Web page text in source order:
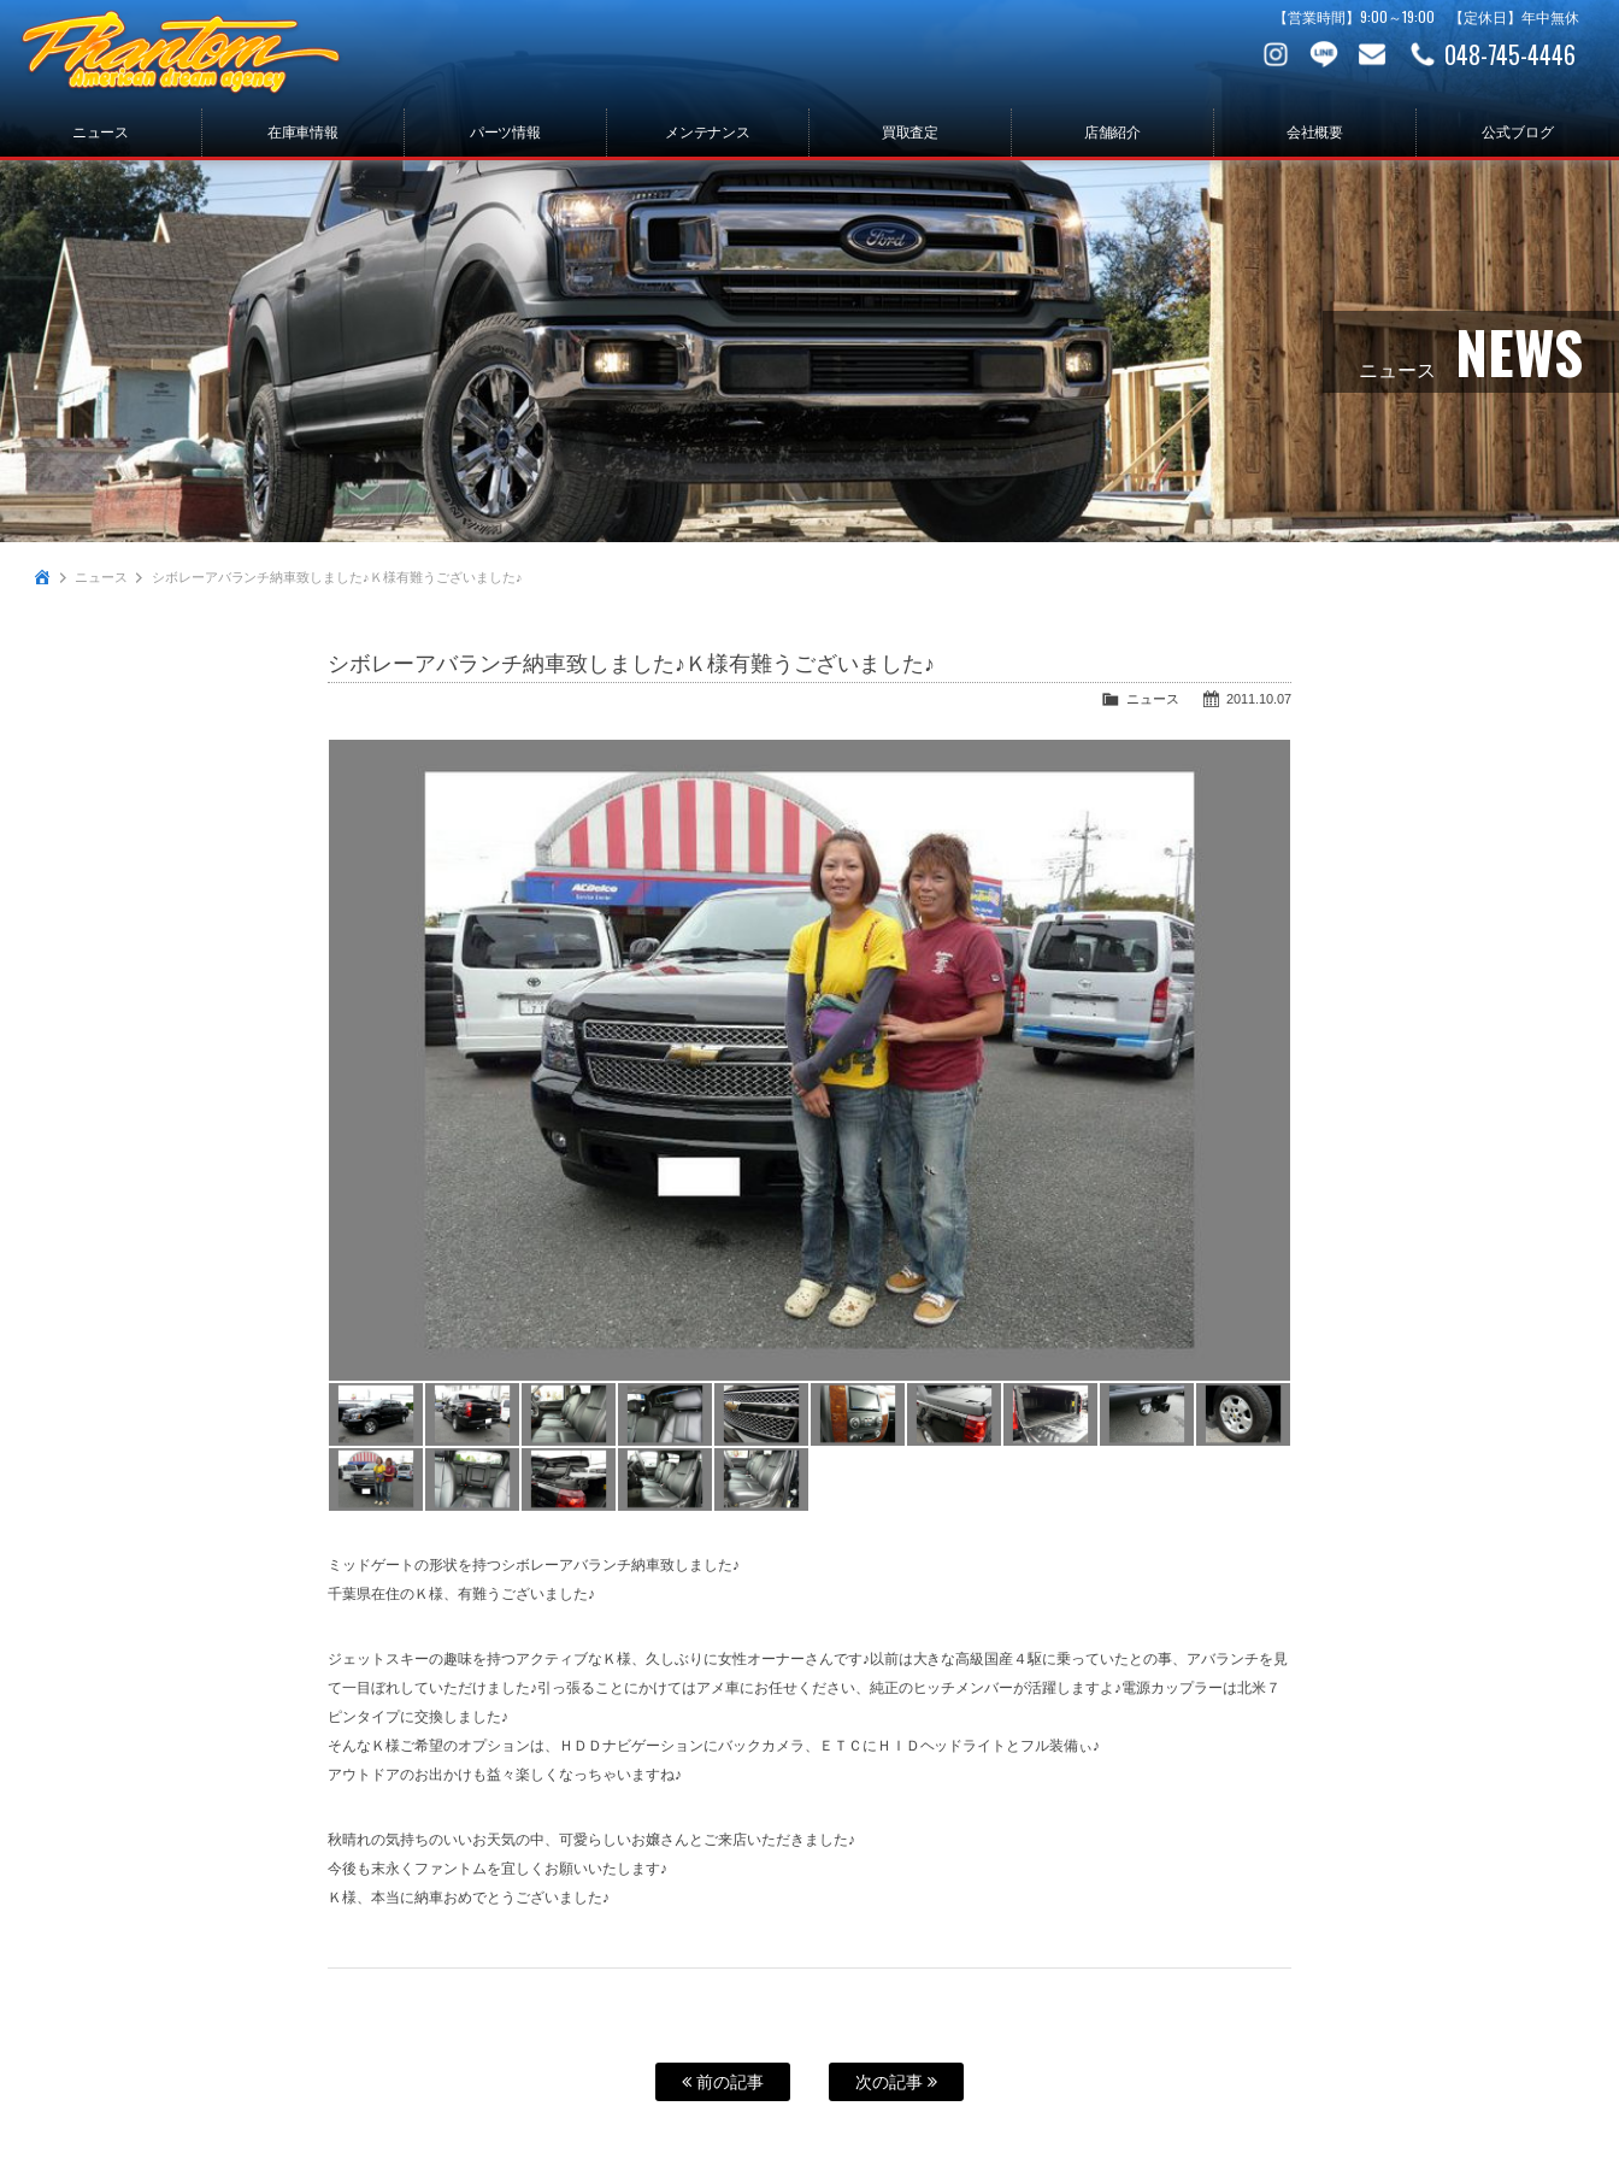
【営業時間】9:00～19:00 【定休日】年中無休
048-745-4446
ニュース 在庫車情報 パーツ情報 メンテナンス 買取査定 店舗紹介 会社概要 公式ブログ
ニュース NEWS
ニュース シボレーアバランチ納車致しました♪Ｋ様有難うございました♪
シボレーアバランチ納車致しました♪Ｋ様有難うございました♪
2011.10.07
ニュース
ミッドゲートの形状を持つシボレーアバランチ納車致しました♪
千葉県在住のＫ様、有難うございました♪
ジェットスキーの趣味を持つアクティブなＫ様、久しぶりに女性オーナーさんです♪以前は大きな高級国産４駆に乗っていたとの事、アバランチを見
て一目ぼれしていただけました♪引っ張ることにかけてはアメ車にお任せください、純正のヒッチメンバーが活躍しますよ♪電源カップラーは北米７
ピンタイプに交換しました♪
そんなＫ様ご希望のオプションは、ＨＤＤナビゲーションにバックカメラ、ＥＴＣにＨＩＤヘッドライトとフル装備ぃ♪
アウトドアのお出かけも益々楽しくなっちゃいますね♪
秋晴れの気持ちのいいお天気の中、可愛らしいお嬢さんとご来店いただきました♪
今後も末永くファントムを宜しくお願いいたします♪
Ｋ様、本当に納車おめでとうございました♪
前の記事 次の記事